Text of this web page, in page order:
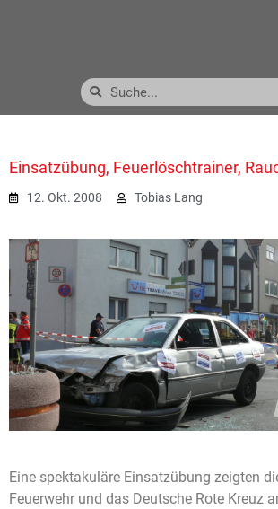
Einsatzübung, Feuerlöschtrainer,
12. Okt. 2008 Tobias Lang
Eine spektakuläre Einsatzübung zeigten
Feuerwehr und das Deutsche Rote Kreuz